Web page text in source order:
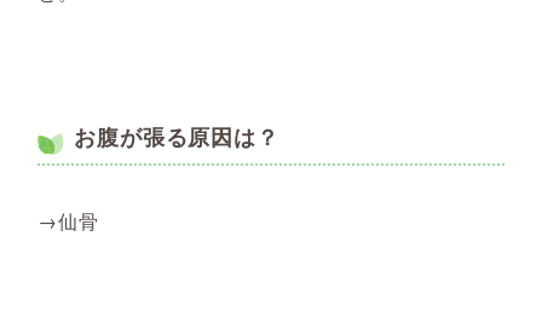
お腹が張る原因は？
→仙骨